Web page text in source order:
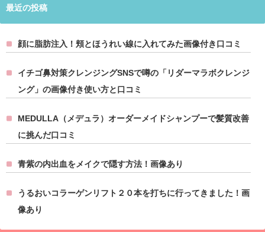
最近の投稿
顔に脂肪注入！頬とほうれい線に入れてみた画像付き口コミ
イチゴ鼻対策クレンジングSNSで噂の「リダーマラボクレンジ
ング」の画像付き使い方と口コミ
MEDULLA（メデュラ）オーダーメイドシャンプーで髪質改善
に挑んだ口コミ
青紫の内出血をメイクで隠す方法！画像あり
うるおいコラーゲンリフト２０本を打ちに行ってきました！画
像あり